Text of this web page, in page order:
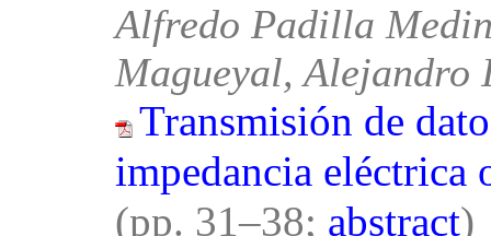
Alfredo Padilla
Magueyal, Alejandro
Transmisión de
impedancia eléctrica
(pp. 31–38; abstract)